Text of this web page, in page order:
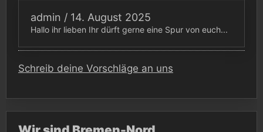
admin / 14. August 2025
Hallo ihr lieben Ihr dürft gerne eine Spur von euch...
Schreib deine Vorschläge an uns